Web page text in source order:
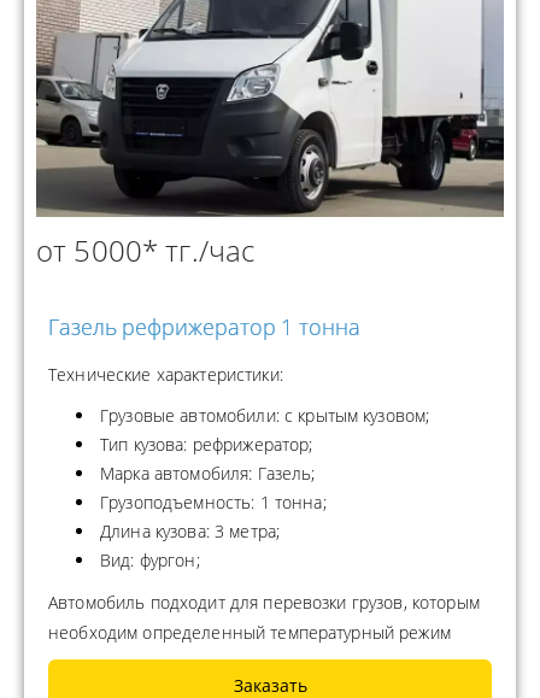
от 5000* тг./час
Газель рефрижератор 1 тонна
Технические характеристики:
Грузовые автомобили: с крытым кузовом;
Тип кузова: рефрижератор;
Марка автомобиля: Газель;
Грузоподъемность: 1 тонна;
Длина кузова: 3 метра;
Вид: фургон;
Автомобиль подходит для перевозки грузов, которым
необходим определенный температурный режим
Заказать